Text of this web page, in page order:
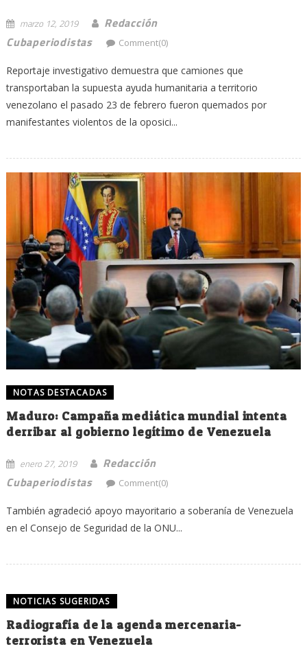
marzo 12, 2019
Redacción
Cubaperiodistas
Comment(0)
Reportaje investigativo demuestra que camiones que
transportaban la supuesta ayuda humanitaria a territorio
venezolano el pasado 23 de febrero fueron quemados por
manifestantes violentos de la oposici...
NOTAS DESTACADAS
Maduro: Campaña mediática mundial intenta
derribar al gobierno legítimo de Venezuela
enero 27, 2019
Redacción
Cubaperiodistas
Comment(0)
También agradeció apoyo mayoritario a soberanía de Venezuela
en el Consejo de Seguridad de la ONU...
NOTICIAS SUGERIDAS
Radiografía de la agenda mercenaria-
terrorista en Venezuela